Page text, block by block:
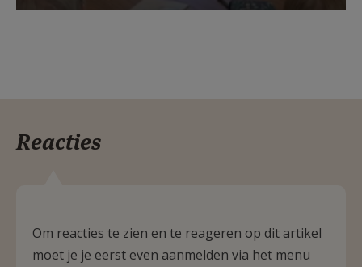
Reacties
Om reacties te zien en te reageren op dit artikel
moet je je eerst even aanmelden via het menu